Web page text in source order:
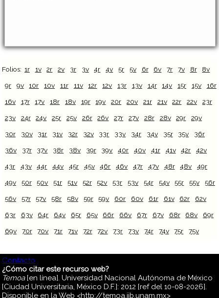
Folios: 1r 1v 2r 2v 3r 3v 4r 4v 5r 5v 6r 6v 7r 7v 8r 8v
9r 9v 10r 10v 11r 11v 12r 12v 13r 13v 14r 14v 15r 15v 16r
16v 17r 17v 18r 18v 19r 19v 20r 20v 21r 21v 22r 22v 23r
23v 24r 24v 25r 25v 26r 26v 27r 27v 28r 28v 29r 29v
30r 30v 31r 31v 32r 32v 33r 33v 34r 34v 35r 35v 36r
36v 37r 37v 38r 38v 39r 39v 40r 40v 41r 41v 42r 42v
43r 43v 44r 44v 45r 45v 46r 46v 47r 47v 48r 48v 49r
49v 50r 50v 51r 51v 52r 52v 53r 53v 54r 54v 55r 55v 56r
56v 57r 57v 58r 58v 59r 59v 60r 60v 61r 61v 62r 62v
63r 63v 64r 64v 65r 65v 66r 66v 67r 67v 68r 68v 69r
69v 70r 70v 71r 71v 72r 72v 73r 73v 74r 74v 75r 75v
Contacto
¿Cómo citar este recurso web?
Temoa[en línea]. Universidad Nacional Autónoma de México
[Ciudad Universitaria, México D.F.]: 2012 [ref del 10-08-2026].
Disponible en la Web <http://temoa.iib.unam.mx>